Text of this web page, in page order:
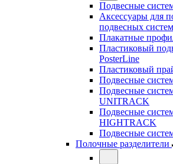
Подвесные
Аксессуары для
подвесных систем
Плакатные
Пластиковый
PosterLine
Пластиковый
Подвесные
Подвесные
UNITRACK
Подвесные
HIGHTRACK
Подвесные
Полочные разделители